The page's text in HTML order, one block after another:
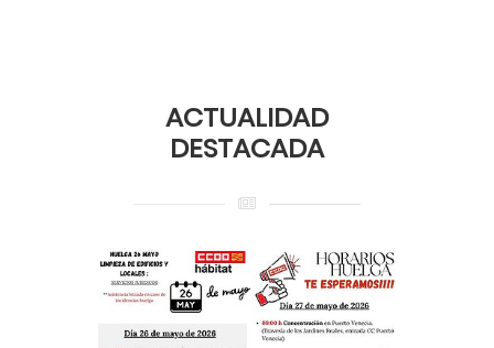
ACTUALIDAD
DESTACADA